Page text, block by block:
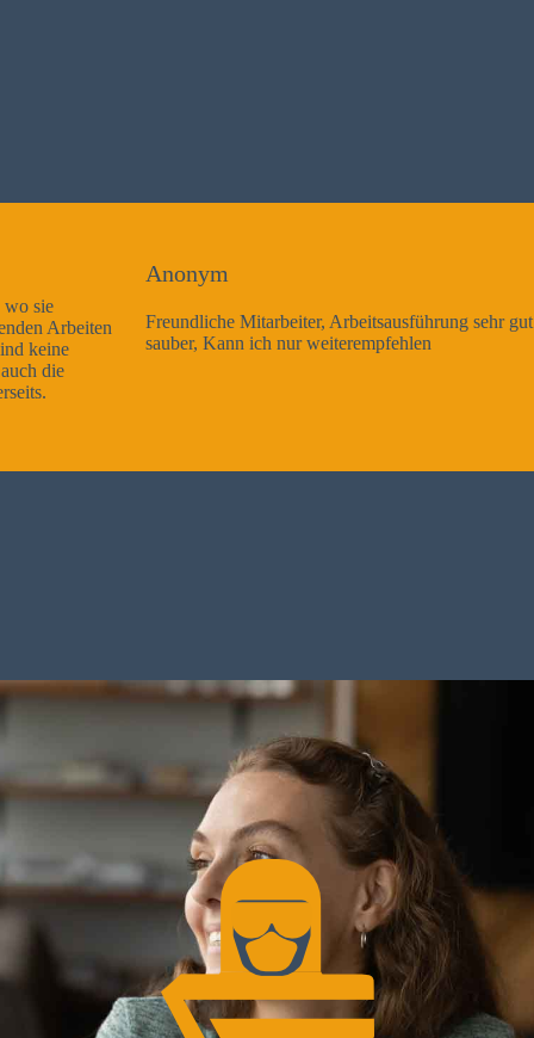
Freundliche Mitarbeiter, Arbeitsausführung sehr gut und sehr
sauber, Kann ich nur weiterempfehlen